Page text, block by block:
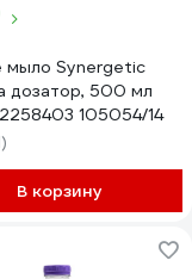
мыло Synergetic
дозатор, 500 мл
105054/14
В корзину